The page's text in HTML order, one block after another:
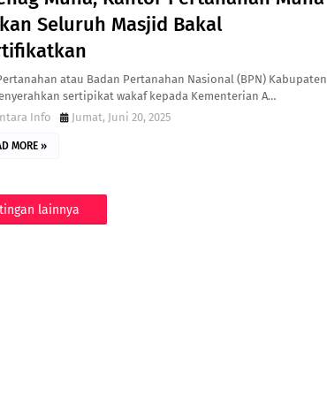
Seluruh Masjid Bakal
atau Badan Pertanahan Nasional (BPN) Kabupaten
sertipikat wakaf kepada Kementerian A…
Info
Jumat, Juni 20, 2025
MORE »
lainnya